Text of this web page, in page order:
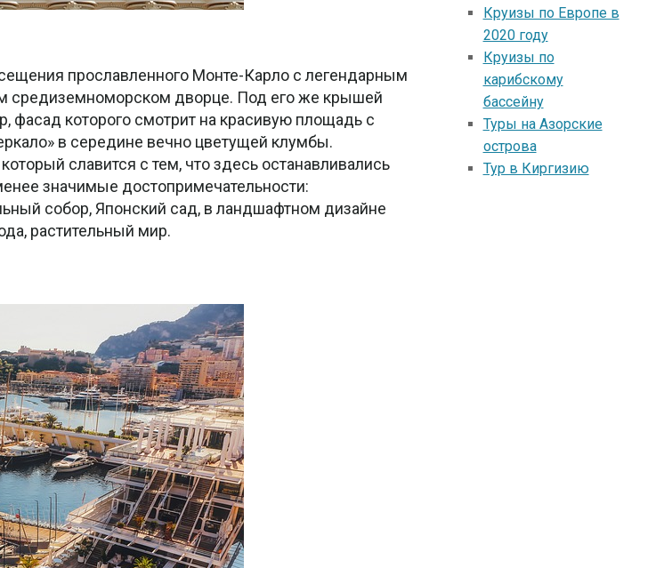
прославленного Монте-Карло с легендарным
средиземноморском дворце. Под его же крышей
фасад которого смотрит на красивую площадь с
в середине вечно цветущей клумбы.
славится с тем, что здесь останавливались
значимые достопримечательности:
собор, Японский сад, в ландшафтном дизайне
растительный мир.
Круизы по Европе в
2020 году
Круизы по
карибскому
бассейну
Туры на Азорские
острова
Тур в Киргизию